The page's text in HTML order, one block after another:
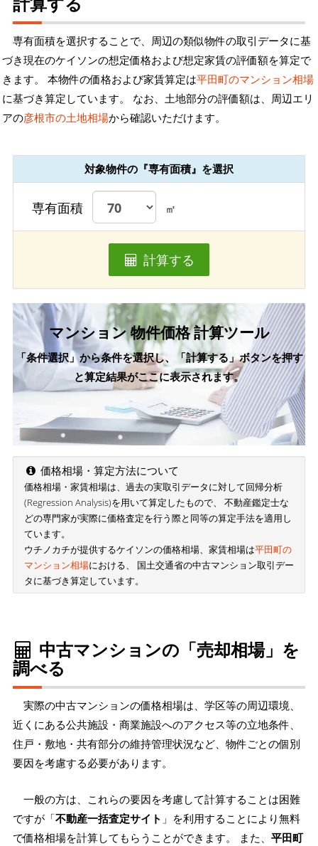
専有面積を選択することで、周辺の類似物件の取引データに基
づき現在のケイソンの想定価格および想定家賃の評価額を算定で
きます。 本物件の価格および家賃算定は平田町のマンション相場
に基づき算定しています。 なお、土地部分の評価額は、周辺エリ
アの彦根市の土地相場から確認いただけます。
対象物件の『専有面積』を選択
専有面積 ㎡
計算する
マンション 物件価格 計算ツール
「条件選択」から条件を選択し、「計算する」ボタンを押す
と算定結果がここに表示されます。
価格相場・算定方法について
価格相場・家賃相場は、過去の実取引データに対して回帰分析
(Regression Analysis)を用いて算定したもので、 不動産鑑定士な
どの専門家が実際に価格査定を行う際と同等の算定手法を適用し
ています。
ウチノカチが提供するケイソンの価格相場、家賃相場は平田町の
マンション相場における、 国土交通省の中古マンション取引デー
タに基づき算定しています。
中古マンションの「売却相場」を
調べる
実際の中古マンションの価格相場は、学区等の周辺環境、
近くにある公共施設・商業施設へのアクセス等の立地条件、
住戸・敷地・共有部分の維持管理状況など、物件ごとの個別
要因を考慮する必要があります。
一般の方は、これらの要因を考慮して計算することは困難
ですが「不動産一括査定サイト 」を利用することにより無料
で価格相場を計算してもらうことができます。 また、 平田町